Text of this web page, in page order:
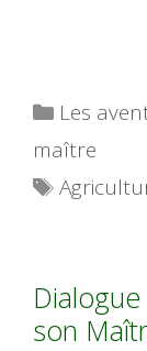
Les
maître
son